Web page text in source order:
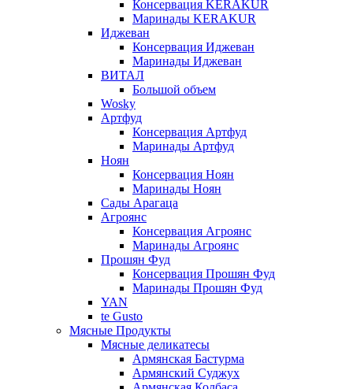
Консервация KERAKUR
Маринады KERAKUR
Иджеван
Консервация Иджеван
Маринады Иджеван
ВИТАЛ
Большой объем
Wosky
Артфуд
Консервация Артфуд
Маринады Артфуд
Ноян
Консервация Ноян
Маринады Ноян
Сады Арагаца
Агроянс
Консервация Агроянс
Маринады Агроянс
Прошян Фуд
Консервация Прошян Фуд
Маринады Прошян Фуд
YAN
te Gusto
Мясные Продукты
Мясные деликатесы
Армянская Бастурма
Армянский Суджух